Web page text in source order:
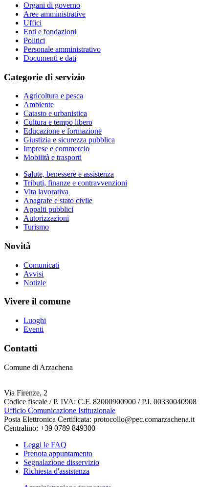
Organi di governo
Aree amministrative
Uffici
Enti e fondazioni
Politici
Personale amministrativo
Documenti e dati
Categorie di servizio
Agricoltura e pesca
Ambiente
Catasto e urbanistica
Cultura e tempo libero
Educazione e formazione
Giustizia e sicurezza pubblica
Imprese e commercio
Mobilità e trasporti
Salute, benessere e assistenza
Tributi, finanze e contravvenzioni
Vita lavorativa
Anagrafe e stato civile
Appalti pubblici
Autorizzazioni
Turismo
Novità
Comunicati
Avvisi
Notizie
Vivere il comune
Luoghi
Eventi
Contatti
Comune di Arzachena
Via Firenze, 2
Codice fiscale / P. IVA: C.F. 82000900900 / P.I. 00330040908
Ufficio Comunicazione Istituzionale
Posta Elettronica Certificata: protocollo@pec.comarzachena.it
Centralino: +39 0789 849300
Leggi le FAQ
Prenota appuntamento
Segnalazione disservizio
Richiesta d'assistenza